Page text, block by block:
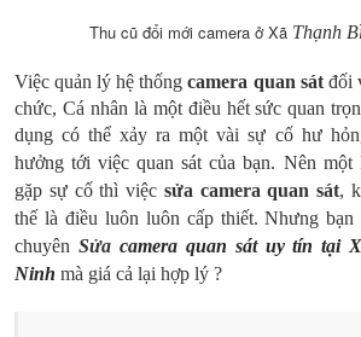
Thu cũ đổi mới camera ở Xã Thạnh
Việc quản lý hệ thốngcamera quan sátđối
chức, Cá nhân là một điều hết sức quan
dụng có thể xảy ra một vài sự cố hư
hưởng tới việc quan sát của bạn. Nên một
gặp sự cố thì việc sửa camera quan sát,
thế là điều luôn luôn cấp thiết. Nhưng
chuyên Sửa camera quan sát uy tín tại
Ninh mà giá cả lại hợp lý ?